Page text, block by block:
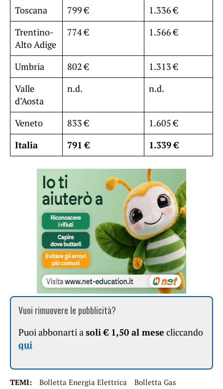
Toscana
799 €
1.336 €
Trentino-
Alto Adige
774 € 1.566 €
Umbria 802 €
1.313 €
Valle
d’Aosta
n.d. n.d.
Veneto 833 €
1.605 €
Italia
791 € 1.339 €
Vuoi rimuovere le pubblicità?
Puoi abbonarti asoli € 1,50 al mese cliccando
qui
TEMI: Bolletta Energia Elettrica
Bolletta Gas